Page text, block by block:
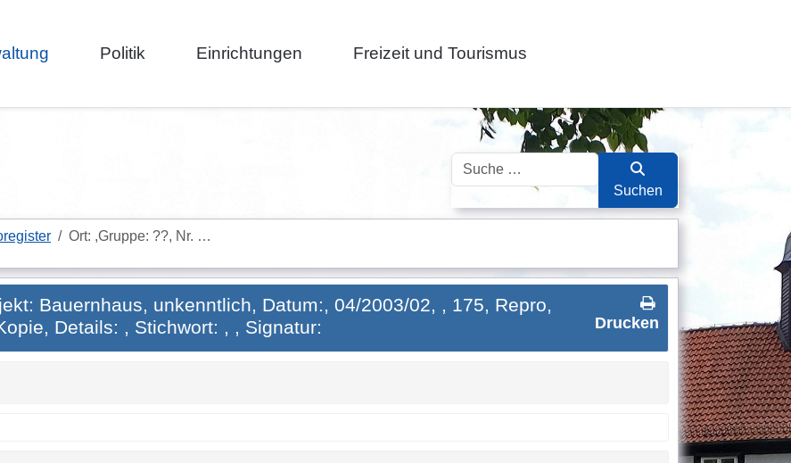
Politik Einrichtungen Freizeit und Tourismus
Suchen
Suchen
Ort: ,Gruppe: ??, Nr. …
Drucken
Bauernhaus, unkenntlich, Datum:, 04/2003/02, , 175, Repro,
Details: , Stichwort: , , Signatur: